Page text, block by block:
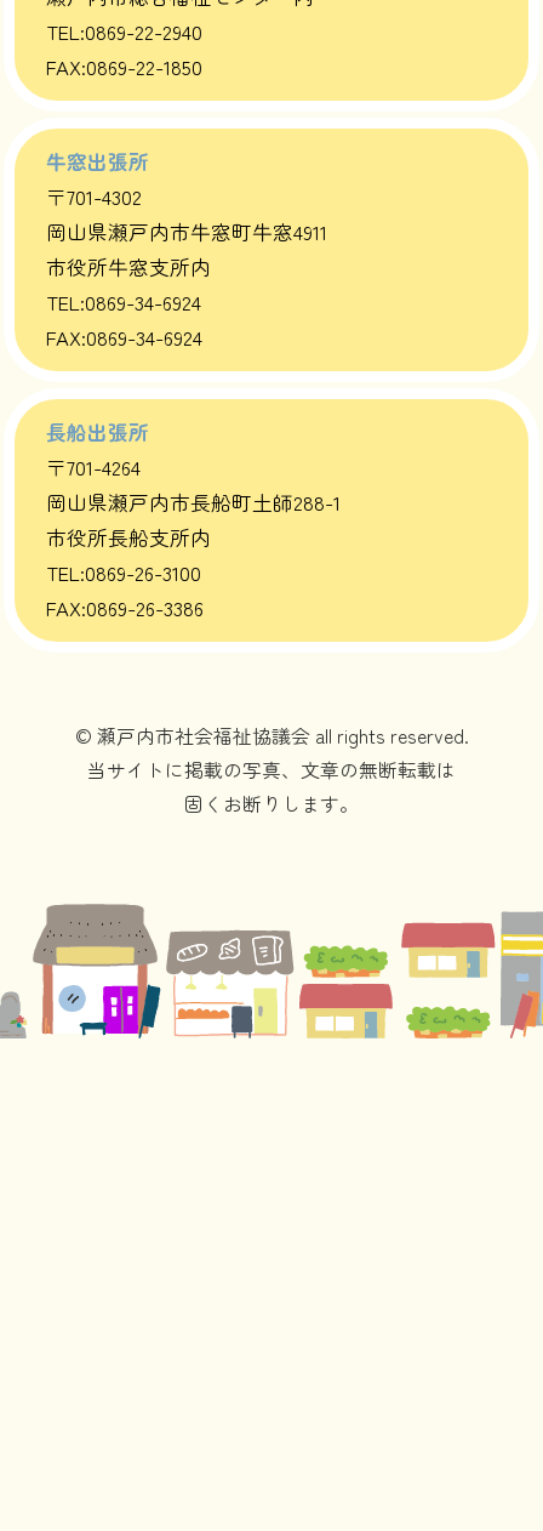
TEL:0869-22-2940
FAX:0869-22-1850
牛窓出張所
〒701-4302
岡山県瀬戸内市牛窓町牛窓4911
市役所牛窓支所内
TEL:0869-34-6924
FAX:0869-34-6924
長船出張所
〒701-4264
岡山県瀬戸内市長船町土師288-1
市役所長船支所内
TEL:0869-26-3100
FAX:0869-26-3386
© 瀬戸内市社会福祉協議会 all rights reserved.
当サイトに掲載の写真、文章の無断転載は
固くお断りします。